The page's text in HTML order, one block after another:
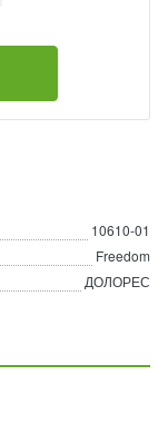
10610-01
Freedom
ДОЛОРЕС